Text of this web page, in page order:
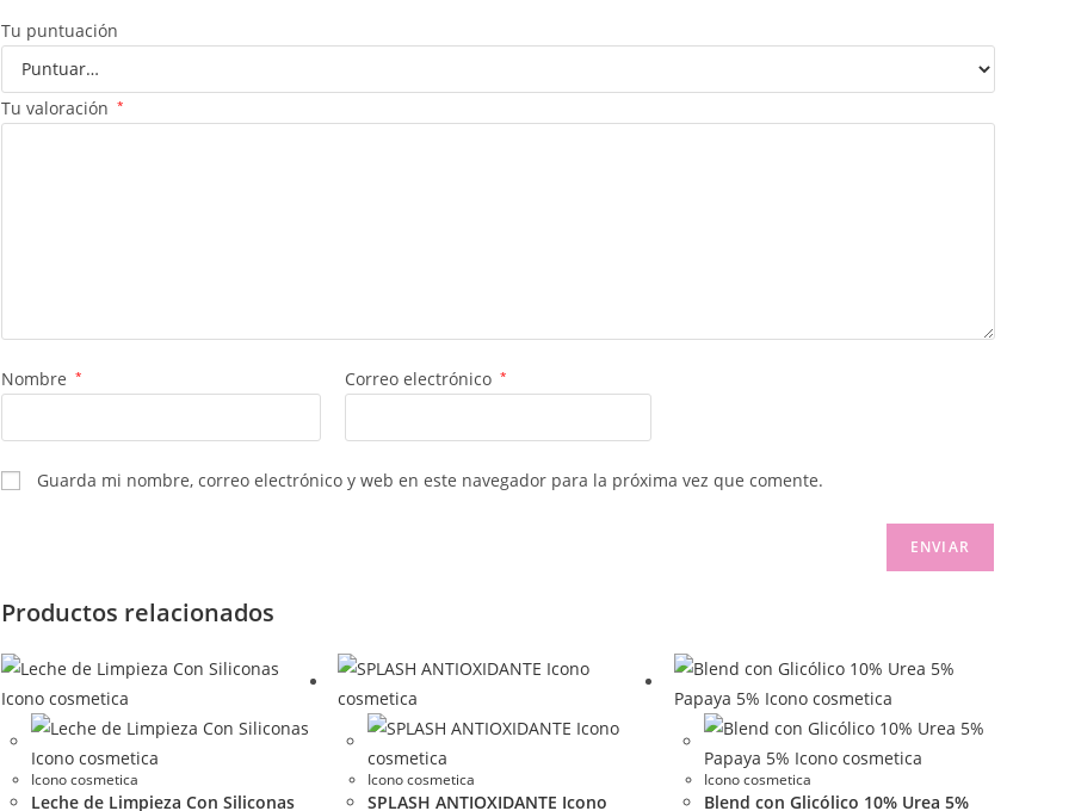
Tu puntuación
Tu valoración *
Nombre * Correo electrónico *
Guarda mi nombre, correo electrónico y web en este navegador para la próxima vez que comente.
Productos relacionados
Icono cosmetica
Leche de Limpieza Con Siliconas
Icono cosmetica
SPLASH ANTIOXIDANTE Icono
Icono cosmetica
Blend con Glicólico 10% Urea 5%